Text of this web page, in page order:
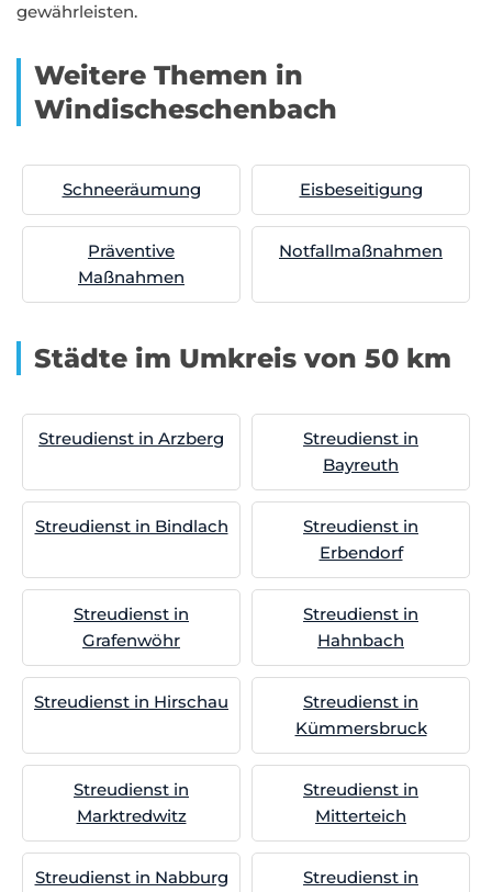
gewährleisten.
Weitere Themen in
Windischeschenbach
Schneeräumung Eisbeseitigung
Präventive
Maßnahmen
Notfallmaßnahmen
Städte im Umkreis von 50 km
Streudienst in Arzberg
Streudienst in
Bayreuth
Streudienst in Bindlach
Streudienst in
Erbendorf
Streudienst in
Grafenwöhr
Streudienst in
Hahnbach
Streudienst in Hirschau
Streudienst in
Kümmersbruck
Streudienst in
Marktredwitz
Streudienst in
Mitterteich
Streudienst in Nabburg
Streudienst in